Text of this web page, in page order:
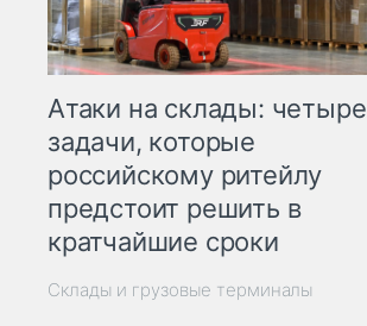
Атаки на склады: четыре
задачи, которые
российскому ритейлу
предстоит решить в
кратчайшие сроки
Склады и грузовые терминалы